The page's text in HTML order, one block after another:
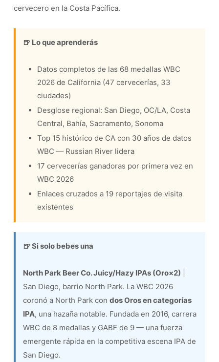
cervecero en la Costa Pacífica.
🍺 Lo que aprenderás
Datos completos de las 68 medallas WBC
2026 de California (47 cervecerías, 33
ciudades)
Desglose regional: San Diego, OC/LA, Costa
Central, Bahía, Sacramento, Sonoma
Top 15 histórico de CA con 30 años de datos
WBC — Russian River lidera
17 cervecerías ganadoras por primera vez en
WBC 2026
Enlaces cruzados a 19 reportajes de visita
existentes
🍺 Si solo bebes una
North Park Beer Co. Juicy/Hazy IPAs (Oro×2)
San Diego, barrio North Park. La WBC 2026
coronó a North Park con dos Oros en categorías
IPA, una hazaña notable. Fundada en 2016, carrera
WBC de 8 medallas y GABF de 9 — una fuerza
emergente rápida en la competitiva escena IPA de
San Diego.